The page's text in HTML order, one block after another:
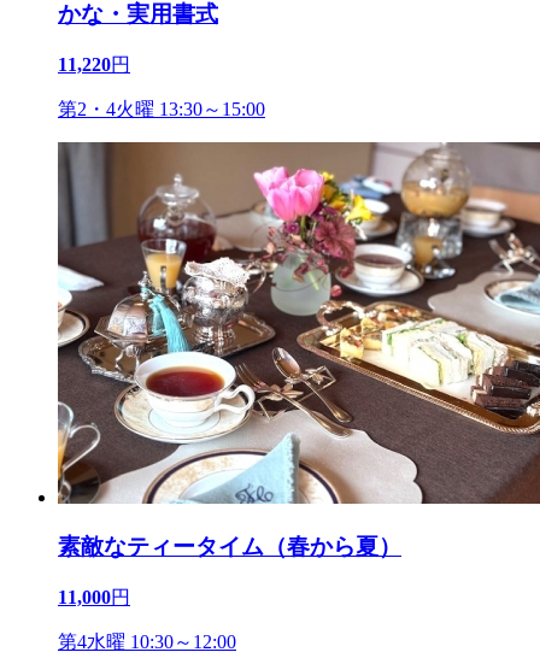
かな・実用書式
11,220円
第2・4火曜 13:30～15:00
素敵なティータイム（春から夏）
11,000円
第4水曜 10:30～12:00